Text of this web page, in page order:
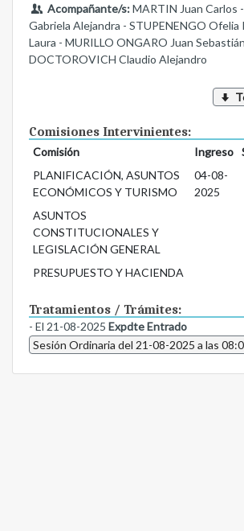
Acompañante/s:MARTIN Juan Carlos
Gabriela Alejandra - STUPENENGO Ofelia
Laura - MURILLO ONGARO Juan
DOCTOROVICH Claudio Alejandro
Comisiones Intervinientes:
Comisión Ingreso
PLANIFICACIÓN, ASUNTOS
ECONÓMICOS Y TURISMO
04-08-
2025
ASUNTOS
CONSTITUCIONALES Y
LEGISLACIÓN GENERAL
PRESUPUESTO Y HACIENDA
Tratamientos / Trámites:
- El 21-08-2025 Expdte Entrado
Sesión Ordinaria del 21-08-2025 a las